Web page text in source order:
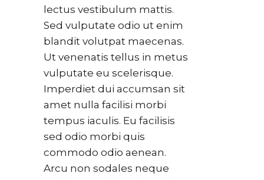
lectus vestibulum mattis.
Sed vulputate odio ut enim
blandit volutpat maecenas.
Ut venenatis tellus in metus
vulputate eu scelerisque.
Imperdiet dui accumsan sit
amet nulla facilisi morbi
tempus iaculis. Eu facilisis
sed odio morbi quis
commodo odio aenean.
Arcu non sodales neque